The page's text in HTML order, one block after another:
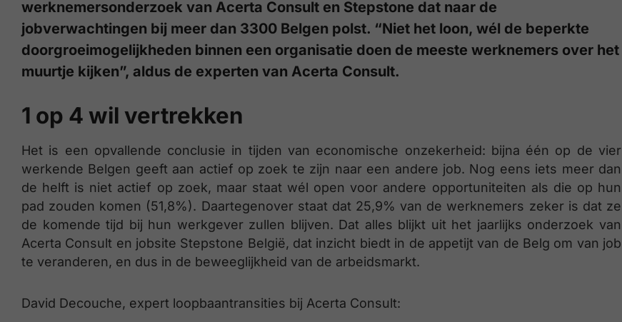
werknemersonderzoek van Acerta Consult en Stepstone dat naar de
jobverwachtingen bij meer dan 3300 Belgen polst. “Niet het loon, wél de beperkte
doorgroeimogelijkheden binnen een organisatie doen de meeste werknemers over het
muurtje kijken”, aldus de experten van Acerta Consult.
1 op 4 wil vertrekken
Het is een opvallende conclusie in tijden van economische onzekerheid: bijna één op de vier
werkende Belgen geeft aan actief op zoek te zijn naar een andere job. Nog eens iets meer dan
de helft is niet actief op zoek, maar staat wél open voor andere opportuniteiten als die op hun
pad zouden komen (51,8%). Daartegenover staat dat 25,9% van de werknemers zeker is dat ze
de komende tijd bij hun werkgever zullen blijven. Dat alles blijkt uit het jaarlijks onderzoek van
Acerta Consult en jobsite Stepstone België, dat inzicht biedt in de appetijt van de Belg om van job
te veranderen, en dus in de beweeglijkheid van de arbeidsmarkt.
David Decouche, expert loopbaantransities bij Acerta Consult: